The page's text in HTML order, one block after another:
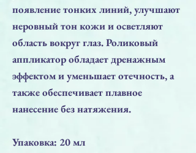
появление тонких линий, улучшают
неровный тон кожи и осветляют
область вокруг глаз. Роликовый
аппликатор обладает дренажным
эффектом и уменьшает отечность, а
также обеспечивает плавное
нанесение без натяжения.
Упаковка: 20 мл